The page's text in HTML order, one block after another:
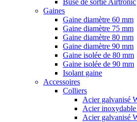
Buse de sortie Airtronic
Gaines
Gaine diamètre 60 mm
Gaine diamètre 75 mm
Gaine diamètre 80 mm
Gaine diamètre 90 mm
Gaine isolée de 80 mm
Gaine isolée de 90 mm
Isolant gaine
Accessoires
Colliers
Acier galvanisé
Acier
Acier galvanisé